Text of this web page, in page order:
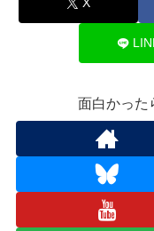
X
面白かった